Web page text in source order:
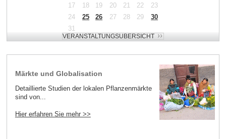
17
18 19 20 21 22
23
24
25 26 27 28 29
30
31
Märkte und Globalisation
Detaillierte Studien der lokalen Pflanzenmärkte
sind von...
Hier erfahren Sie mehr >>